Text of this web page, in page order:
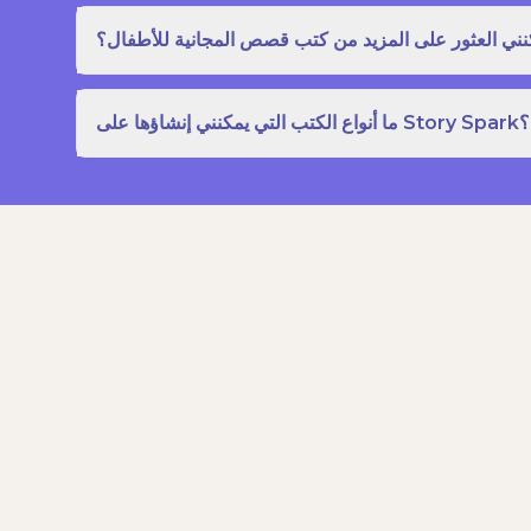
العثور على المزيد من كتب قصص المجانية للأطفال؟
ما أنواع الكتب التي يمكنني إنشاؤها على Story Spark؟